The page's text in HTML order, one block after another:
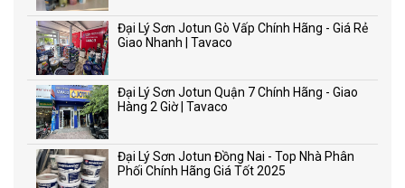
Đại Lý Sơn Jotun Gò Vấp Chính Hãng - Giá Rẻ
Giao Nhanh | Tavaco
Đại Lý Sơn Jotun Quận 7 Chính Hãng - Giao
Hàng 2 Giờ | Tavaco
Đại Lý Sơn Jotun Đồng Nai - Top Nhà Phân
Phối Chính Hãng Giá Tốt 2025